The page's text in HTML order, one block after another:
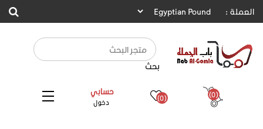
العملة :
بحث
حسابي
دخول (0) (0)